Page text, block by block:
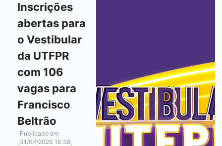
Inscrições
abertas para
o Vestibular
da UTFPR
com 106
vagas para
Francisco
Beltrão
Publicado em
31/07/2026 18:38,